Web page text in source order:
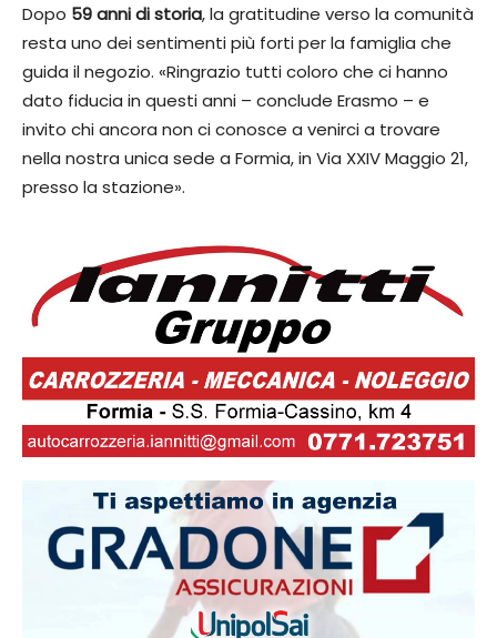
Dopo 59 anni di storia, la gratitudine verso la comunità
resta uno dei sentimenti più forti per la famiglia che
guida il negozio. «Ringrazio tutti coloro che ci hanno
dato fiducia in questi anni – conclude Erasmo – e
invito chi ancora non ci conosce a venirci a trovare
nella nostra unica sede a Formia, in Via XXIV Maggio 21,
presso la stazione».